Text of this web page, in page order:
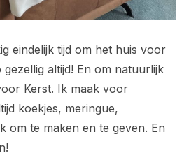
eindelijk tijd om het huis voor
altijd! En om natuurlijk
Kerst. Ik maak voor
koekjes, meringue,
om te maken en te geven. En